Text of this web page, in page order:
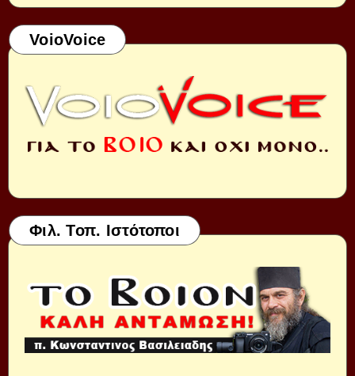
VoioVoice
Φιλ. Τοπ. Ιστότοποι